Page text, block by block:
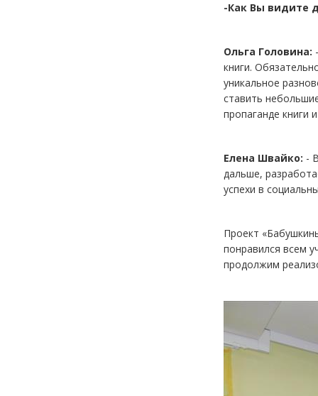
-Как Вы видите
Ольга Головина:
книги.
уникальное
ставить
пропаганде книги
Елена Швайко: -
дальше,
успехи в
Проект
понравился всем
продолжим